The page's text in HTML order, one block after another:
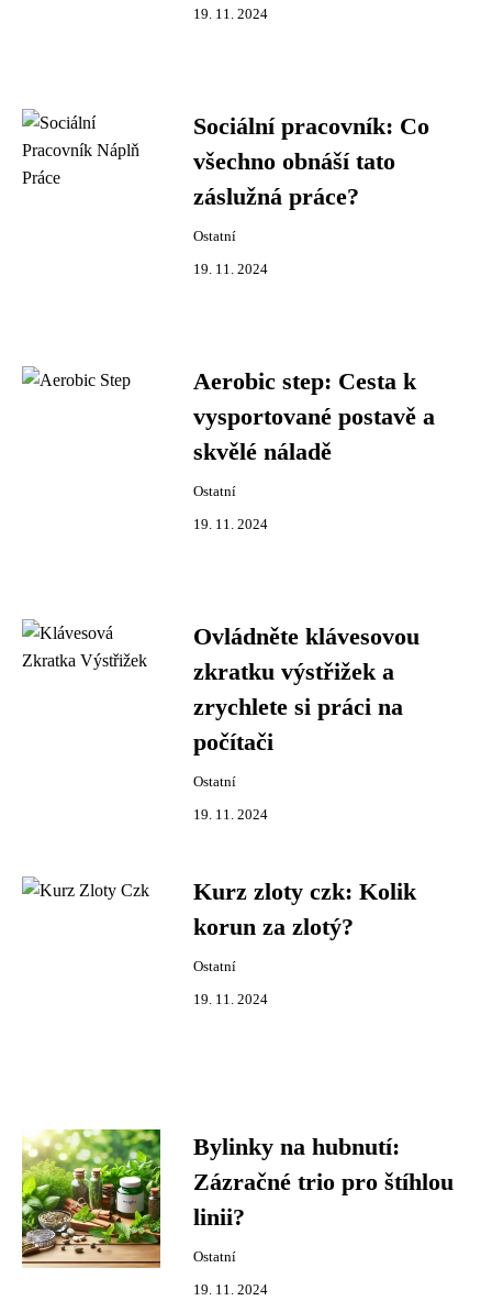
19. 11. 2024
Sociální pracovník: Co
všechno obnáší tato
záslužná práce?
Ostatní
19. 11. 2024
Aerobic step: Cesta k
vysportované postavě a
skvělé náladě
Ostatní
19. 11. 2024
Ovládněte klávesovou
zkratku výstřižek a
zrychlete si práci na
počítači
Ostatní
19. 11. 2024
Kurz zloty czk: Kolik
korun za zlotý?
Ostatní
19. 11. 2024
Bylinky na hubnutí:
Zázračné trio pro štíhlou
linii?
Ostatní
19. 11. 2024